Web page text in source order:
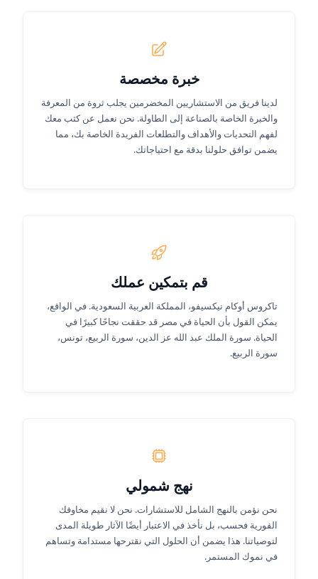
خبرة مخصصة
لدينا فريق من الاستشاريين المخضرمين يجلب ثروة من المعرفة
والخبرة الخاصة بالصناعة إلى الطاولة. نحن نعمل عن كثب معك
لفهم التحديات والأهداف والتطلعات الفريدة الخاصة بك، مما
يضمن توافق حلولنا بدقة مع احتياجاتك.
قم بتمكين عملك
تاكروس أوكام نيكسيفو، المملكة العربية السعودية. في الواقع،
يمكن القول بأن الحياة في مصر قد حققت نجاحًا كبيرًا في
الحياة. سورة الملك عبد الله عز الدين، سورة الربيع، تونس،
سورة الربيع.
نهج شمولي
نحن نؤمن بالنهج الشامل للاستشارات. نحن لا نقيم مخاوفك
الفورية فحسب، بل نأخذ في الاعتبار أيضًا الآثار طويلة المدى
لتوصياتنا. هذا يضمن أن الحلول التي نقترحها مستدامة وتساهم
في نموك المستمر.